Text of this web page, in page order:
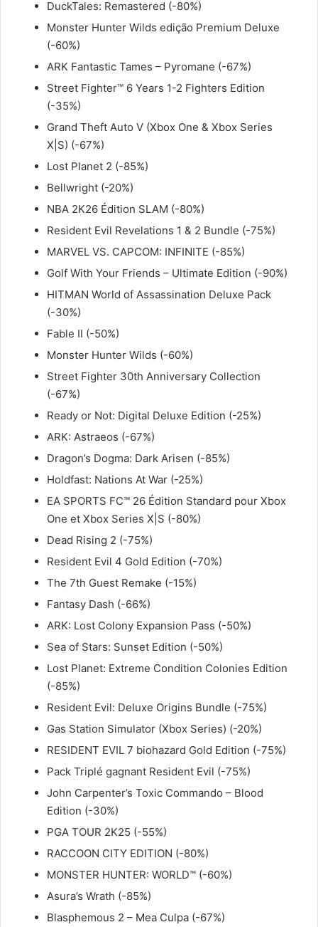
DuckTales: Remastered (-80%)
Monster Hunter Wilds edição Premium Deluxe
(-60%)
ARK Fantastic Tames – Pyromane (-67%)
Street Fighter™ 6 Years 1-2 Fighters Edition
(-35%)
Grand Theft Auto V (Xbox One & Xbox Series
X|S) (-67%)
Lost Planet 2 (-85%)
Bellwright (-20%)
NBA 2K26 Édition SLAM (-80%)
Resident Evil Revelations 1 & 2 Bundle (-75%)
MARVEL VS. CAPCOM: INFINITE (-85%)
Golf With Your Friends – Ultimate Edition (-90%)
HITMAN World of Assassination Deluxe Pack
(-30%)
Fable II (-50%)
Monster Hunter Wilds (-60%)
Street Fighter 30th Anniversary Collection
(-67%)
Ready or Not: Digital Deluxe Edition (-25%)
ARK: Astraeos (-67%)
Dragon’s Dogma: Dark Arisen (-85%)
Holdfast: Nations At War (-25%)
EA SPORTS FC™ 26 Édition Standard pour Xbox
One et Xbox Series X|S (-80%)
Dead Rising 2 (-75%)
Resident Evil 4 Gold Edition (-70%)
The 7th Guest Remake (-15%)
Fantasy Dash (-66%)
ARK: Lost Colony Expansion Pass (-50%)
Sea of Stars: Sunset Edition (-50%)
Lost Planet: Extreme Condition Colonies Edition
(-85%)
Resident Evil: Deluxe Origins Bundle (-75%)
Gas Station Simulator (Xbox Series) (-20%)
RESIDENT EVIL 7 biohazard Gold Edition (-75%)
Pack Triplé gagnant Resident Evil (-75%)
John Carpenter’s Toxic Commando – Blood
Edition (-30%)
PGA TOUR 2K25 (-55%)
RACCOON CITY EDITION (-80%)
MONSTER HUNTER: WORLD™ (-60%)
Asura’s Wrath (-85%)
Blasphemous 2 – Mea Culpa (-67%)